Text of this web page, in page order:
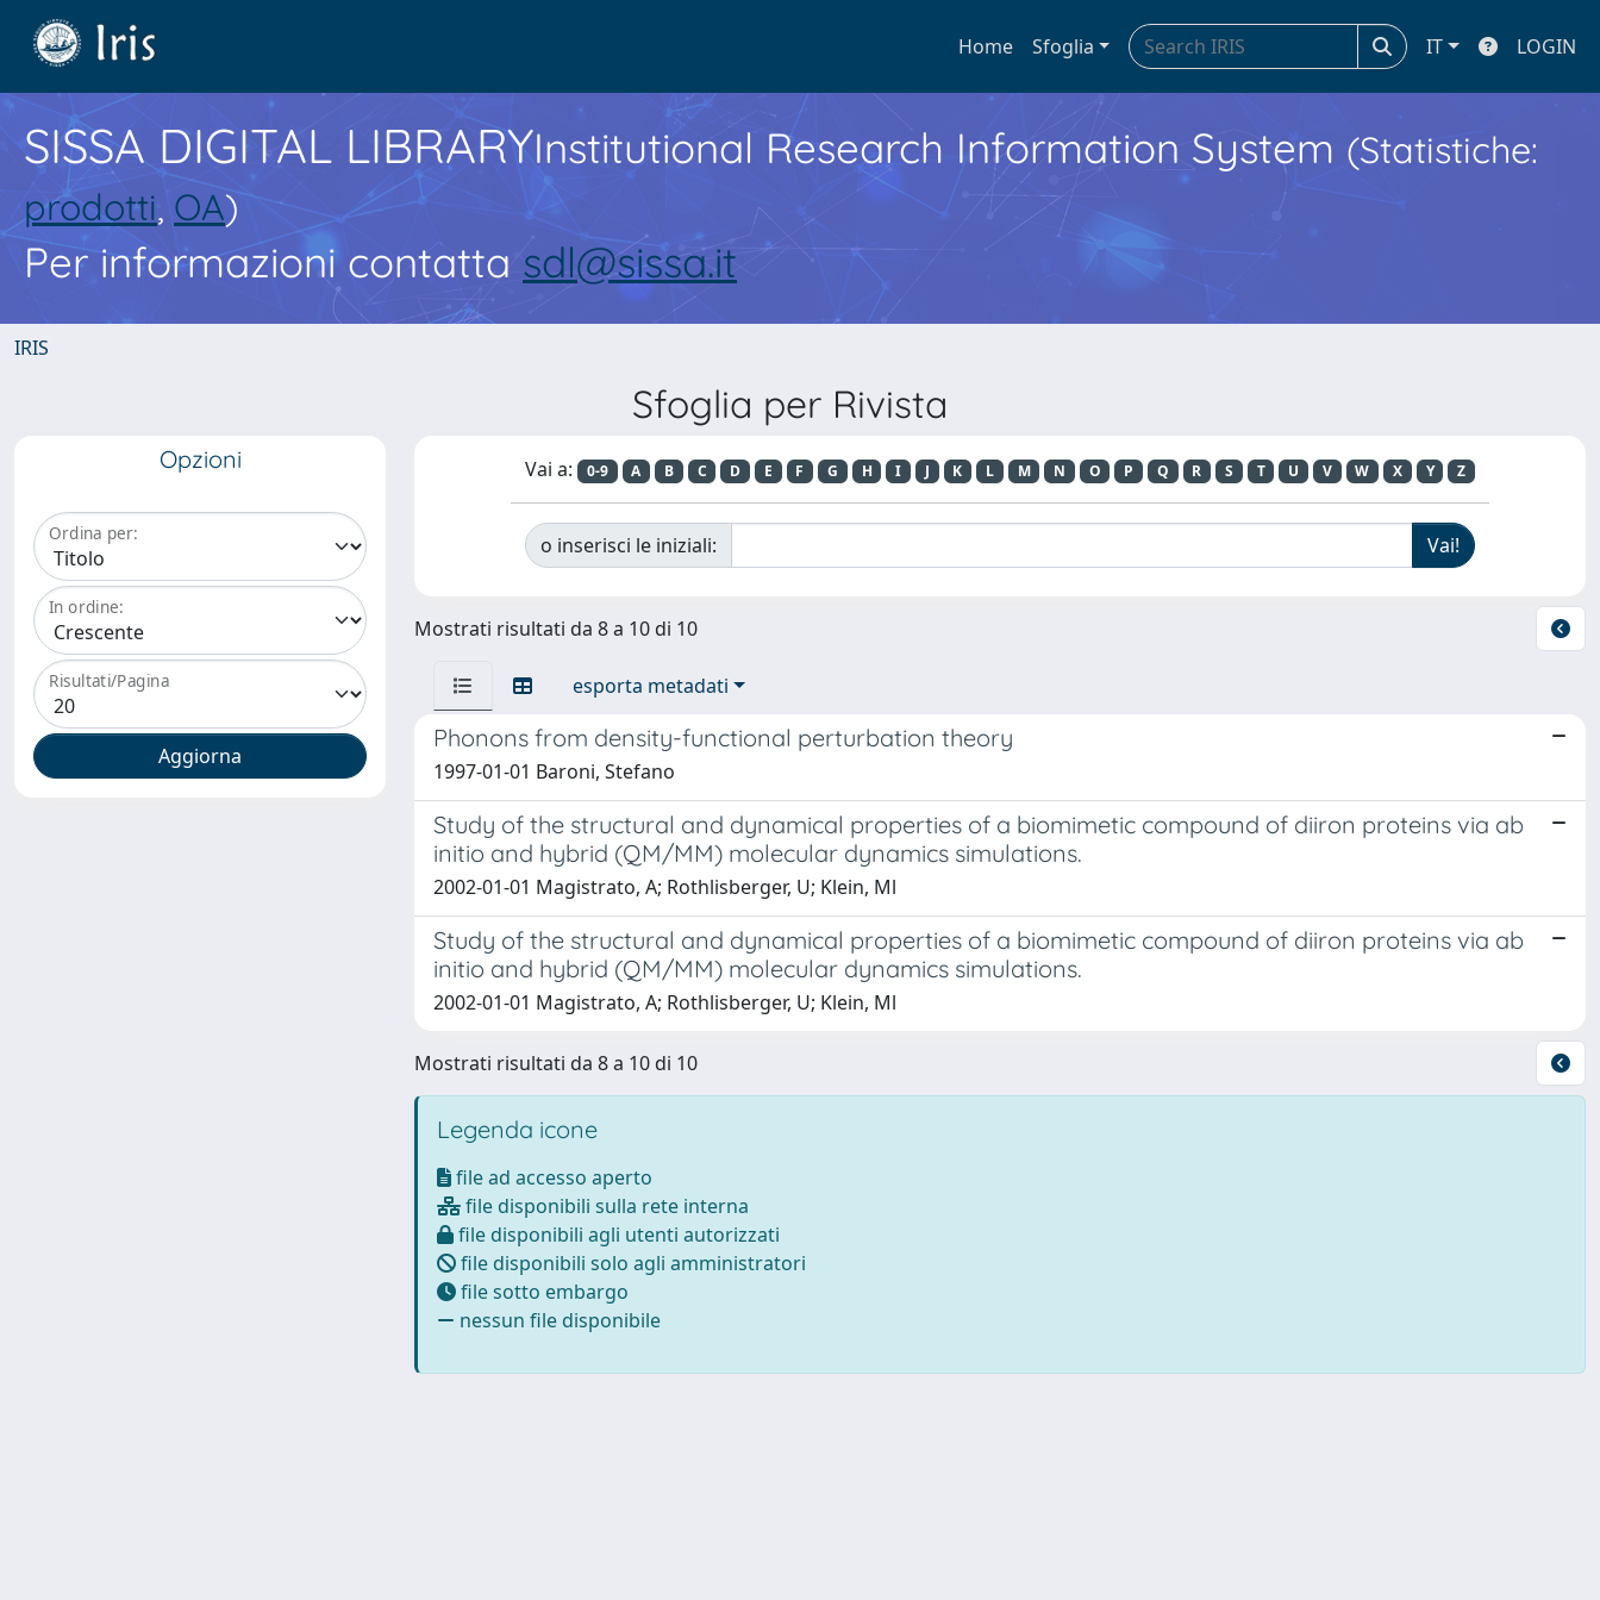
Home Sfoglia IT LOGIN
SISSA DIGITAL LIBRARYInstitutional Research Information System (Statistiche:
prodotti, OA)
Per informazioni contatta sdl@sissa.it
IRIS
Sfoglia per Rivista
Opzioni
Ordina per:
In ordine:
Risultati/Pagina
Vai a: 0-9 A B C D E F G H I J K L M N O P Q R S T U V W X Y Z
o inserisci le iniziali:
Mostrati risultati da 8 a 10 di 10
esporta metadati
Phonons from density-functional perturbation theory
1997-01-01 Baroni, Stefano
Study of the structural and dynamical properties of a biomimetic compound of diiron proteins via ab
initio and hybrid (QM/MM) molecular dynamics simulations.
2002-01-01 Magistrato, A; Rothlisberger, U; Klein, Ml
Study of the structural and dynamical properties of a biomimetic compound of diiron proteins via ab
initio and hybrid (QM/MM) molecular dynamics simulations.
2002-01-01 Magistrato, A; Rothlisberger, U; Klein, Ml
Mostrati risultati da 8 a 10 di 10
Legenda icone
file ad accesso aperto
file disponibili sulla rete interna
file disponibili agli utenti autorizzati
file disponibili solo agli amministratori
file sotto embargo
nessun file disponibile